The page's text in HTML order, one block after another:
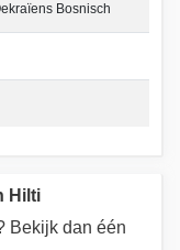
Bosnisch
Hilti
Bekijk dan één